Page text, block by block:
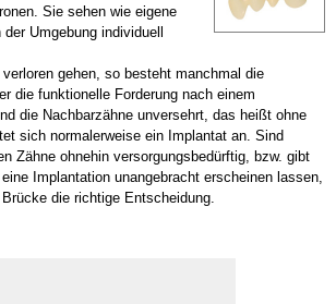
Sie sehen wie eigene
Umgebung individuell
gehen, so besteht manchmal die
die funktionelle Forderung nach einem
die Nachbarzähne unversehrt, das heißt ohne
sich normalerweise ein Implantat an. Sind
Zähne ohnehin versorgungsbedürftig, bzw. gibt
Implantation unangebracht erscheinen lassen,
die richtige Entscheidung.